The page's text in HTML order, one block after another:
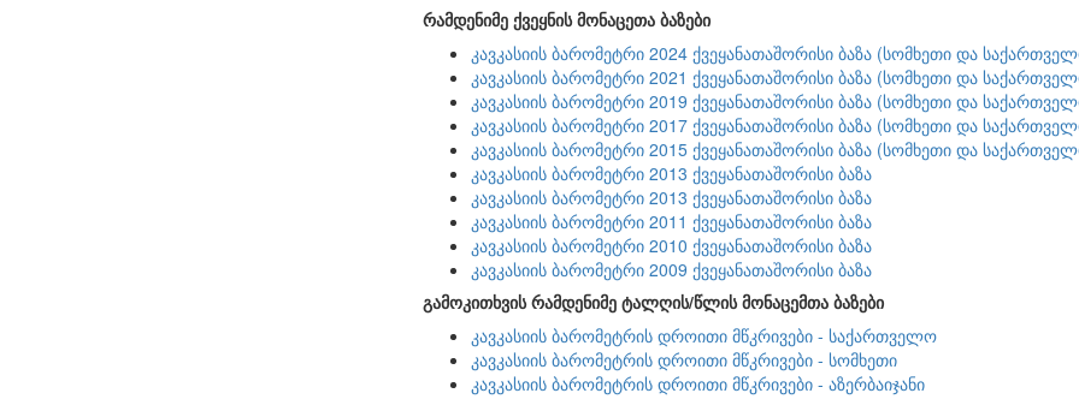
რამდენიმე ქვეყნის მონაცეთა ბაზები
კავკასიის ბარომეტრი 2024 ქვეყანათაშორისი ბაზა (სომხეთი და
კავკასიის ბარომეტრი 2021 ქვეყანათაშორისი ბაზა (სომხეთი და
კავკასიის ბარომეტრი 2019 ქვეყანათაშორისი ბაზა (სომხეთი და
კავკასიის ბარომეტრი 2017 ქვეყანათაშორისი ბაზა (სომხეთი და
კავკასიის ბარომეტრი 2015 ქვეყანათაშორისი ბაზა (სომხეთი და
კავკასიის ბარომეტრი 2013 ქვეყანათაშორისი ბაზა
კავკასიის ბარომეტრი 2013 ქვეყანათაშორისი ბაზა
კავკასიის ბარომეტრი 2011 ქვეყანათაშორისი ბაზა
კავკასიის ბარომეტრი 2010 ქვეყანათაშორისი ბაზა
კავკასიის ბარომეტრი 2009 ქვეყანათაშორისი ბაზა
გამოკითხვის რამდენიმე ტალღის/წლის მონაცემთა ბაზები
კავკასიის ბარომეტრის დროითი მწკრივები - საქართველო
კავკასიის ბარომეტრის დროითი მწკრივები - სომხეთი
კავკასიის ბარომეტრის დროითი მწკრივები - აზერბაიჯანი